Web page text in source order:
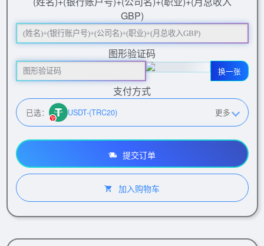
GBP)
图形验证码
换一张
支付方式
已选： USDT-(TRC20) 更多
提交订单
加入购物车